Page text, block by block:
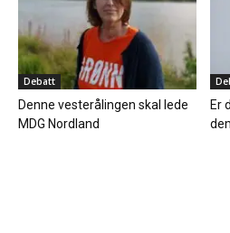
Debatt
Denne vesterålingen skal lede
MDG Nordland
Er